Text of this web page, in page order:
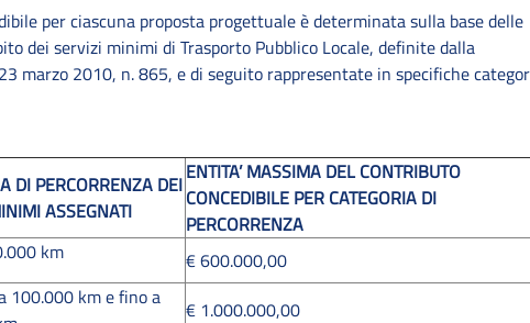
per ciascuna proposta progettuale è determinata sulla base delle
dei servizi minimi di Trasporto Pubblico Locale, definite dalla
marzo 2010, n. 865, e di seguito rappresentate in specifiche
DI PERCORRENZA DEI
ASSEGNATI
ENTITA’ MASSIMA DEL CONTRIBUTO
CONCEDIBILE PER CATEGORIA DI
PERCORRENZA
km
€ 600.000,00
100.000 km e fino a
€ 1.000.000,00